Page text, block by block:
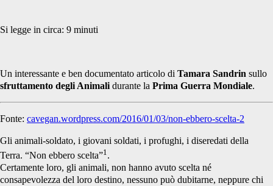
<span>Lewis
Milestone</span>
Si legge in circa: 9 minuti
Un interessante e ben documentato articolo di Tamara Sandrin sullo
sfruttamento degli Animali durante la Prima Guerra Mondiale.
Fonte: cavegan.wordpress.com/2016/01/03/non-ebbero-scelta-2
Gli animali-soldato, i giovani soldati, i profughi, i diseredati della
Terra. “Non ebbero scelta”1.
Certamente loro, gli animali, non hanno avuto scelta né
consapevolezza del loro destino, nessuno può dubitarne, neppure chi